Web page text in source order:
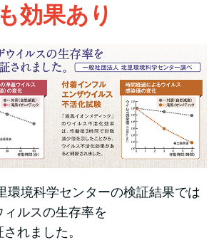
も効果あり
環境科学センターの検証結果では
ルスの生存率を
れました。